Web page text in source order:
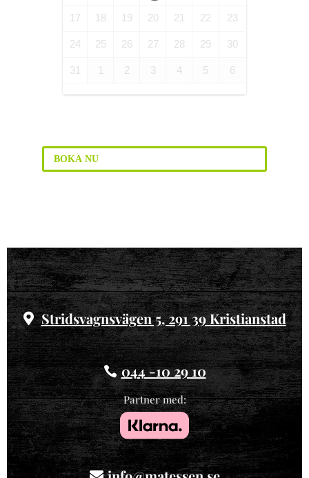
17 18 19 20 21 22 23
24 25 26 27 28 29 30
31 1 2 3 4 5 6
BOKA NU
Stridsvagnsvägen 5, 291 39 Kristianstad
044 -10 29 10
Partner med: